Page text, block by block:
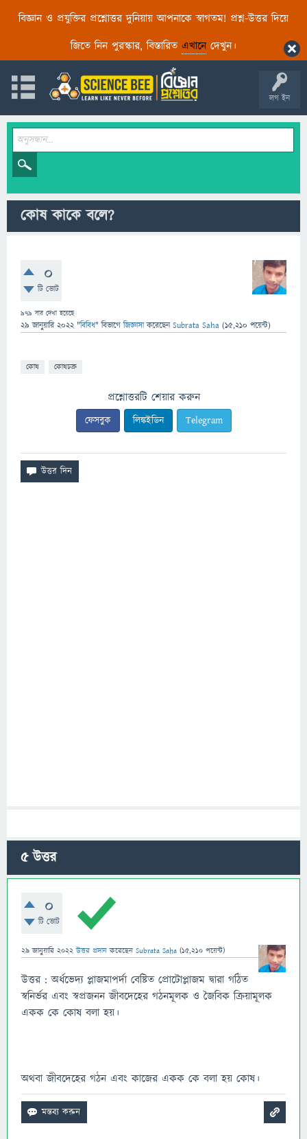
বিজ্ঞান ও প্রযুক্তির প্রশ্নোত্তর দুনিয়ায় আপনাকে স্বাগতম! প্রশ্ন-উত্তর দিয়ে
জিতে নিন পুরস্কার, বিস্তারিত এখানেদেখুন।
লগ ইন
কোষ কাকে বলে?
0
টি ভোট
979 বার দেখা হয়েছে
29 জানুয়ারি 2022 "বিবিধ" বিভাগে জিজ্ঞাসাকরেছেনSubrata Saha (15,210 পয়েন্ট)
কোষ কোষচক্র
প্রশ্নোত্তরটি শেয়ার করুন
ফেসবুক লিঙ্কইডিন Telegram
5উত্তর
0
টি ভোট
29 জানুয়ারি 2022 উত্তর প্রদান করেছেন Subrata Saha (15,210 পয়েন্ট)
উত্তর : অর্ধভেদ্য প্লাজমাপর্দা বেষ্টিত প্রোটোপ্লাজম দ্বারা গঠিত
স্বনির্ভর এবং স্বপ্রজনন জীবদেহের গঠনমূলক ও জৈবিক ক্রিয়ামূলক
একক কে কোষ বলা হয়।
অথবা জীবদেহের গঠন এবং কাজের একক কে বলা হয় কোষ।